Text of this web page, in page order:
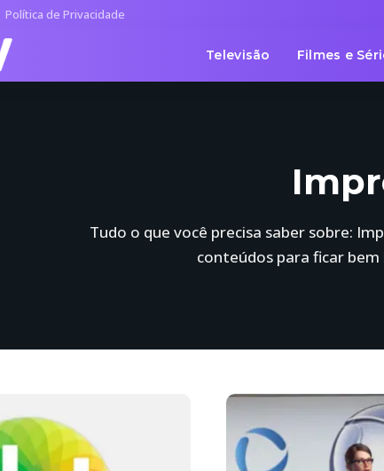
Política de Privacidade
Televisão Filmes e
Tudo o que você precisa saber sobre:
conteúdos para ficar bem